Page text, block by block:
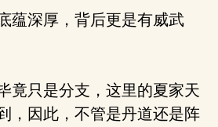
蕴深厚，背后更是有威武
竟只是分支，这里的夏家天
，因此，不管是丹道还是阵